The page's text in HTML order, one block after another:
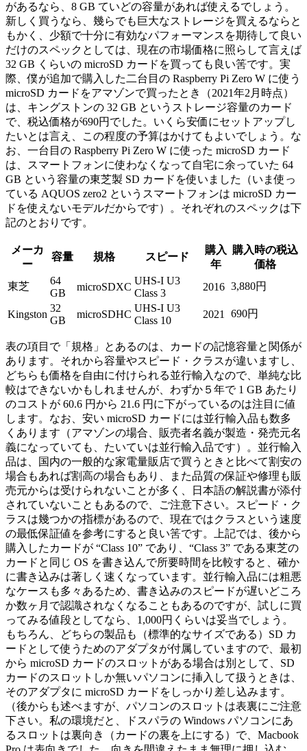
があるなら、8 GB ていどの容量があれば使えるでしょう。
新しく買うなら、幾らでも巨大なストレージを買えるならと
もかく、少額で十分に有効なパフォーマンスを期待して良い
だけのスペックとしては、現在の市場価格に照らして言えば
32 GB くらいの microSD カードを買っても良い筈です。実
際、僕が追加で購入した二台目の Raspberry Pi Zero W に使う
microSD カードをアマゾンで買ったとき（2021年2月時点）
は、キングストンの 32 GB というストレージ容量のカード
で、税込価格が690円でした。いくら安価にセットアップし
たいとは言え、この程度の予算はかけてもよいでしょう。な
お、一台目の Raspberry Pi Zero W に使った microSD カード
は、スマートフォンに使わなくなって自宅に余っていた 64
GB という容量の東芝製 SD カードを使いました（いま使っ
ている AQUOS zero2 というスマートフォンは microSD カー
ドを使えないモデルだからです）。それぞれのスペックは下
記のとおりです。
メーカ
ー
容量 規格 スピード
購入
年
購入時の税込
価格
東芝
64
GB
microSDXC
UHS-I U3
Class 3
2016 3,880円
Kingston
32
GB
microSDHC
UHS-I U3
Class 10
2021 690円
表の項目で「規格」とあるのは、カードの記憶容量と関係が
あります。それから容量やスピード・クラスが違いますし、
どちらも価格を自由に付けられる並行輸入なので、単純な比
較はできないかもしれませんが、わずか５年で 1 GB あたり
のコストが 60.6 円から 21.6 円に下がっているのは注目に値
します。なお、安い microSD カードには並行輸入品も数多
くあります（アマゾンの場合、販売者名義が製造・発売元名
義になっていても、たいていは並行輸入品です）。並行輸入
品は、国内の一般的な家電量販店で買うときと比べて割安の
場合もあれば割高の場合もあり、また品質の保証や修理も販
売元からは受けられないことが多く、日本語の解説書が添付
されていないこともあるので、ご注意下さい。スピード・ク
ラスは幾つかの指標があるので、現在ではクラスという速度
の最低保証値を参考にすると良い筈です。上記では、後から
購入したカードが “Class 10” であり、“Class 3” である東芝の
カードと同じ OS を書き込んで所要時間を比較すると、確か
に書き込みは著しく速くなっています。並行輸入品には粗悪
なケースも多々あるため、書き込みのスピードが遅いどころ
か数ヶ月で認識されなくなることもあるのですが、試しに買
ってみる値段としてなら、1,000円くらいは妥当でしょう。
もちろん、どちらの製品も（標準的なサイズである）SD カ
ードとして使うためのアダプタが付属していますので、最初
から microSD カードのスロットがある場合は別として、SD
カードのスロットしか無いパソコンに挿入して扱うときは、
そのアダプタに microSD カードをしっかり差し込みます。
（後からも述べますが、パソコンのスロットは表裏にご注意
下さい。私の環境だと、ドスパラの Windows パソコンにあ
るスロットは裏向き（カードの裏を上にする）で、Macbook